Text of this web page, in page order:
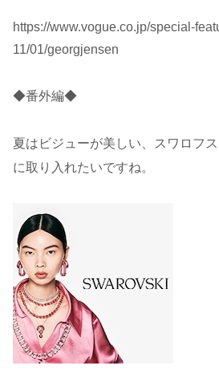
https://www.vogue.co.jp/special-
11/01/georgjensen
◆番外編◆
夏はビジューが美しい、スワロフ
に取り入れたいですね。